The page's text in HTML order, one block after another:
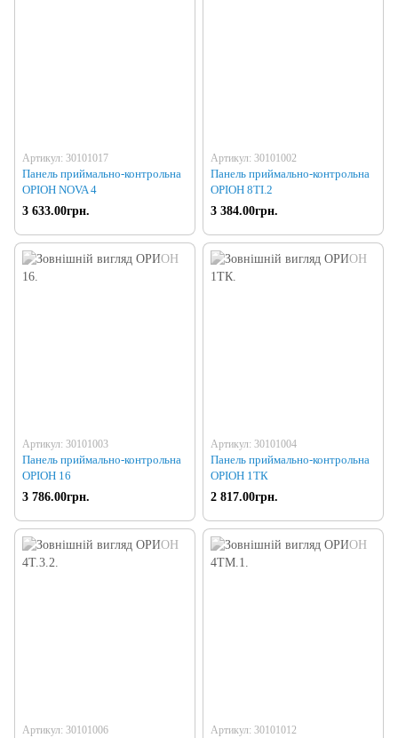
Артикул: 30101017
Панель приймально-контрольна
ОРІОН NOVA 4
3 633.00грн.
Артикул: 30101002
Панель приймально-контрольна
ОРІОН 8TI.2
3 384.00грн.
Артикул: 30101003
Панель приймально-контрольна
ОРІОН 16
3 786.00грн.
Артикул: 30101004
Панель приймально-контрольна
ОРІОН 1ТК
2 817.00грн.
Артикул: 30101006 Артикул: 30101012